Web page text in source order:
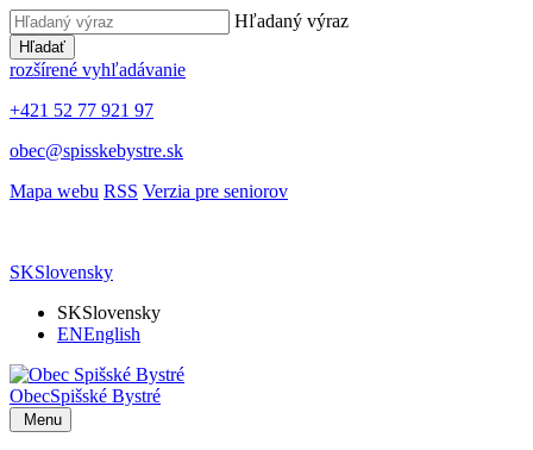
Hľadaný výraz
Hľadať
rozšírené vyhľadávanie
+421 52 77 921 97
obec@spisskebystre.sk
Mapa webu RSS Verzia pre seniorov
SKSlovensky
SKSlovensky
ENEnglish
ObecSpišské Bystré
Menu